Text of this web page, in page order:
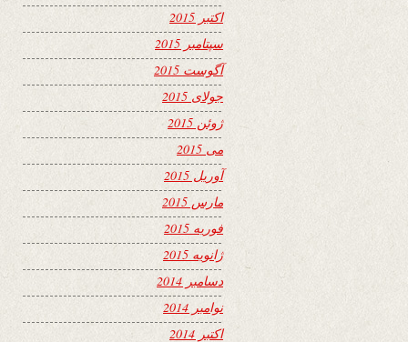
اکتبر 2015
سپتامبر 2015
آگوست 2015
جولای 2015
ژوئن 2015
می 2015
آوریل 2015
مارس 2015
فوریه 2015
ژانویه 2015
دسامبر 2014
نوامبر 2014
اکتبر 2014